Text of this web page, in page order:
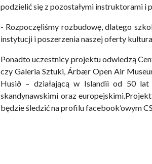
podzielić się z pozostałymi instruktorami i
- Rozpoczęliśmy rozbudowę, dlatego
instytucji i poszerzenia naszej oferty
Ponadto uczestnicy projektu odwiedzą
czy Galeria Sztuki, Árbær Open Air
Husið – działającą w Islandii od 50
skandynawskimi oraz
będzie śledzić na profilu facebook’owym